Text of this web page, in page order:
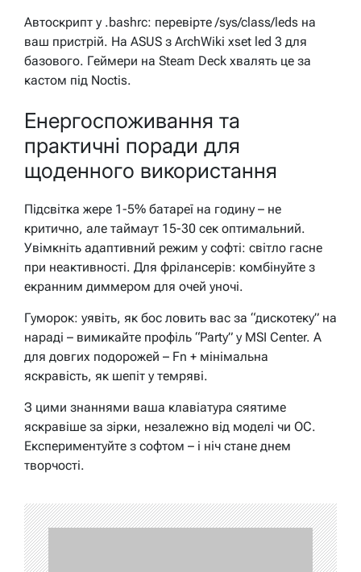
Автоскрипт у .bashrc: перевірте /sys/class/leds на
ваш пристрій. На ASUS з ArchWiki xset led 3 для
базового. Геймери на Steam Deck хвалять це за
кастом під Noctis.
Енергоспоживання та
практичні поради для
щоденного використання
Підсвітка жере 1-5% батареї на годину – не
критично, але таймаут 15-30 сек оптимальний.
Увімкніть адаптивний режим у софті: світло гасне
при неактивності. Для фрілансерів: комбінуйте з
екранним диммером для очей уночі.
Гуморок: уявіть, як бос ловить вас за “дискотеку” на
нараді – вимикайте профіль “Party” у MSI Center. А
для довгих подорожей – Fn + мінімальна
яскравість, як шепіт у темряві.
З цими знаннями ваша клавіатура сяятиме
яскравіше за зірки, незалежно від моделі чи ОС.
Експериментуйте з софтом – і ніч стане днем
творчості.